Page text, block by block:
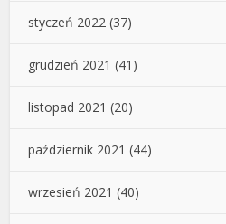
styczeń 2022 (37)
grudzień 2021 (41)
listopad 2021 (20)
październik 2021 (44)
wrzesień 2021 (40)